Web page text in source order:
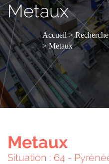
Metaux
Accueil
Metaux
Metaux
Situation : 64 -